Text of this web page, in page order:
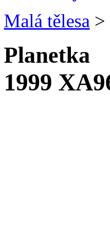
Malá tělesa >
Planetka
1999